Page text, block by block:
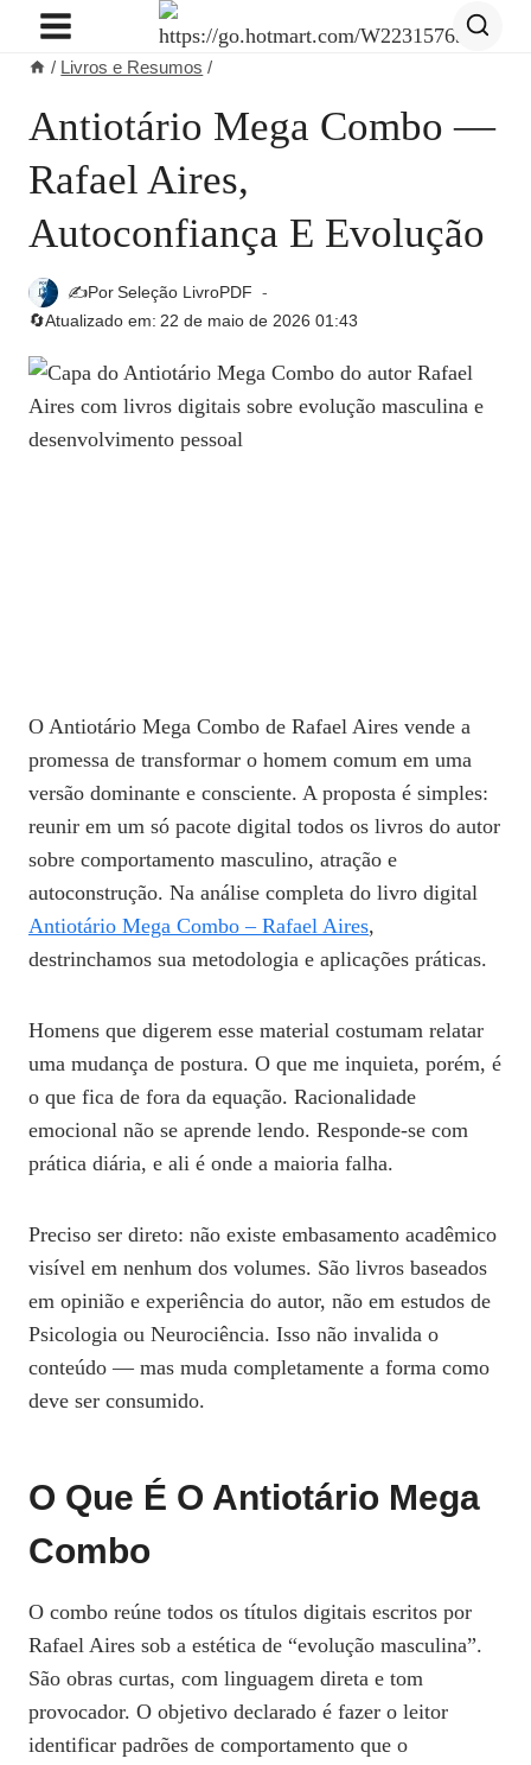
Pular
Conteúdo
/ Livros e Resumos /
Antiotário Mega Combo —
Rafael Aires,
Autoconfiança E Evolução
✍️PorSeleção LivroPDF
🔄Atualizado em: 22 de maio de 2026 01:43
O Antiotário Mega Combo de Rafael Aires vende a
promessa de transformar o homem comum em uma
versão dominante e consciente. A proposta é simples:
reunir em um só pacote digital todos os livros do autor
sobre comportamento masculino, atração e
autoconstrução. Na análise completa do livro digital
Antiotário Mega Combo – Rafael Aires,
destrinchamos sua metodologia e aplicações práticas.
Homens que digerem esse material costumam relatar
uma mudança de postura. O que me inquieta, porém, é
o que fica de fora da equação. Racionalidade
emocional não se aprende lendo. Responde-se com
prática diária, e ali é onde a maioria falha.
Preciso ser direto: não existe embasamento acadêmico
visível em nenhum dos volumes. São livros baseados
em opinião e experiência do autor, não em estudos de
Psicologia ou Neurociência. Isso não invalida o
conteúdo — mas muda completamente a forma como
deve ser consumido.
O Que É O Antiotário Mega
Combo
O combo reúne todos os títulos digitais escritos por
Rafael Aires sob a estética de “evolução masculina”.
São obras curtas, com linguagem direta e tom
provocador. O objetivo declarado é fazer o leitor
identificar padrões de comportamento que o